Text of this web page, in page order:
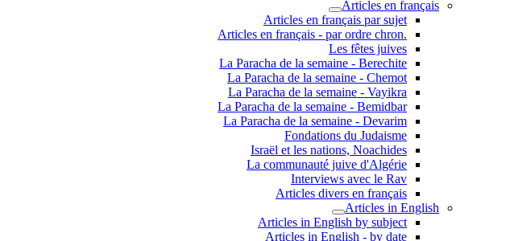
Articles en français
Articles en français par sujet
.Articles en français - par ordre chron
Les fêtes juives
La Paracha de la semaine - Berechite
La Paracha de la semaine - Chemot
La Paracha de la semaine - Vayikra
La Paracha de la semaine - Bemidbar
La Paracha de la semaine - Devarim
Fondations du Judaisme
Israël et les nations, Noachides
La communauté juive d'Algérie
Interviews avec le Rav
Articles divers en français
Articles in English
Articles in English by subject
Articles in English - by date